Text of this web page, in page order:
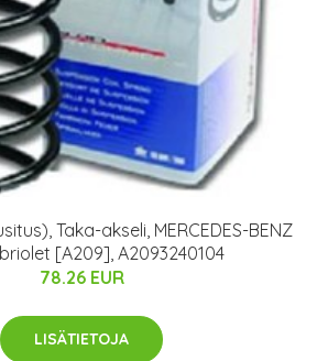
Taka-akseli, MERCEDES-BENZ
[A209], A2093240104
78.26 EUR
LISÄTIETOJA